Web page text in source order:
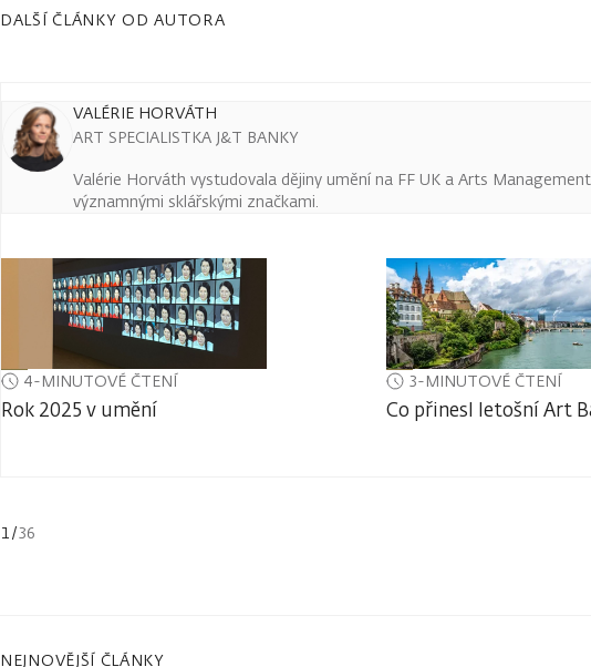
DALŠÍ ČLÁNKY OD AUTORA
VALÉRIE HORVÁTH
ART SPECIALISTKA J&T BANKY
Valérie Horváth vystudovala dějiny umění na FF UK a Arts
významnými sklářskými značkami.
4-MINUTOVÉ ČTENÍ
Rok 2025 v umění
3-MINUTOVÉ ČTENÍ
Co přinesl letošní Art
1 /36
NEJNOVĚJŠÍ ČLÁNKY